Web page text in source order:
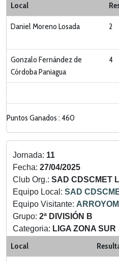
Local
Daniel Moreno Losada 2
Gonzalo Fernández de
Córdoba Paniagua
4
Puntos Ganados : 460
Jornada: 11
Fecha: 27/04/2025
Club Org.: SAD CDSCMET
Equipo Local: SAD
Equipo Visitante:
Grupo: 2ª DIVISIÓN B
Categoria: LIGA ZONA SUR
Local